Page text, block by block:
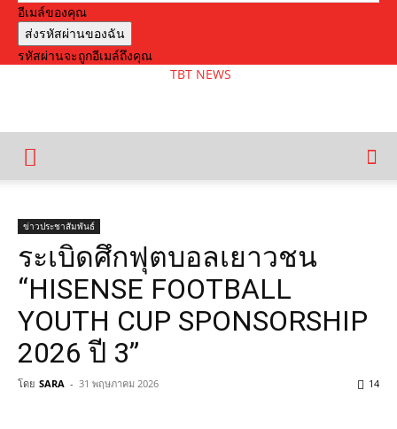
อีเมล์ของคุณ
รหัสผ่านจะถูกอีเมล์ถึงคุณ
TBT NEWS
ข่าวประชาสัมพันธ์
ระเบิดศึกฟุตบอลเยาวชน
“HISENSE FOOTBALL
YOUTH CUP SPONSORSHIP
2026 ปี 3”
โดย SARA - 31 พฤษภาคม 2026 14